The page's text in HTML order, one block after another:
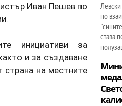
Иван Пешев по
инициативи за
и за създаване
страна на местните
по
става